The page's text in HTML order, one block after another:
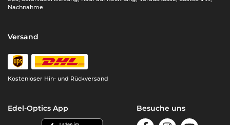
Nachnahme
Versand
Kostenloser Hin- und Rückversand
Edel-Optics App Besuche uns